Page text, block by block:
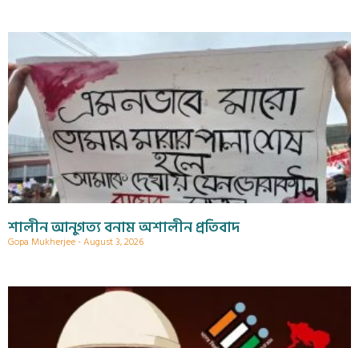
শালীন আনুগত্য বনাম অশালীন প্রতিবাদ
Gopa Mukherjee August 3, 2026